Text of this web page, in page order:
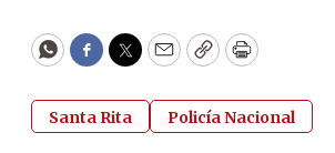
WhatsApp
Facebook
Twitter
EmailCopyPrint
Santa Rita Policía Nacional